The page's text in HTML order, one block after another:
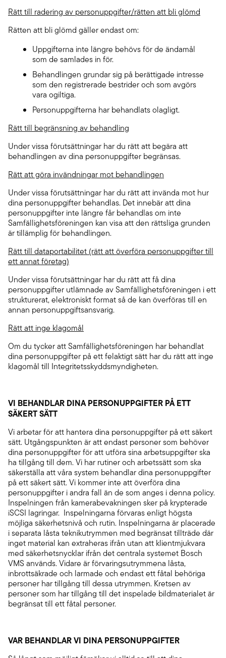
Rätt till radering av personuppgifter/rätten att bli glömd
Rätten att bli glömd gäller endast om:
Uppgifterna inte längre behövs för de ändamål
som de samlades in för.
Behandlingen grundar sig på berättigade intresse
som den registrerade bestrider och som avgörs
vara ogiltiga.
Personuppgifterna har behandlats olagligt.
Rätt till begränsning av behandling
Under vissa förutsättningar har du rätt att begära att
behandlingen av dina personuppgifter begränsas.
Rätt att göra invändningar mot behandlingen
Under vissa förutsättningar har du rätt att invända mot hur
dina personuppgifter behandlas. Det innebär att dina
personuppgifter inte längre får behandlas om inte
Samfällighetsföreningen kan visa att den rättsliga grunden
är tillämplig för behandlingen.
Rätt till dataportabilitet (rätt att överföra personuppgifter till
ett annat företag)
Under vissa förutsättningar har du rätt att få dina
personuppgifter utlämnade av Samfällighetsföreningen i ett
strukturerat, elektroniskt format så de kan överföras till en
annan personuppgiftsansvarig.
Rätt att inge klagomål
Om du tycker att Samfällighetsföreningen har behandlat
dina personuppgifter på ett felaktigt sätt har du rätt att inge
klagomål till Integritetsskyddsmyndigheten.
VI BEHANDLAR DINA PERSONUPPGIFTER PÅ ETT
SÄKERT SÄTT
Vi arbetar för att hantera dina personuppgifter på ett säkert
sätt. Utgångspunkten är att endast personer som behöver
dina personuppgifter för att utföra sina arbetsuppgifter ska
ha tillgång till dem. Vi har rutiner och arbetssätt som ska
säkerställa att våra system behandlar dina personuppgifter
på ett säkert sätt. Vi kommer inte att överföra dina
personuppgifter i andra fall än de som anges i denna policy.
Inspelningen från kamerabevakningen sker på krypterade
iSCSI lagringar. Inspelningarna förvaras enligt högsta
möjliga säkerhetsnivå och rutin. Inspelningarna är placerade
i separata låsta teknikutrymmen med begränsat tillträde där
inget material kan extraheras ifrån utan att klientmjukvara
med säkerhetsnycklar ifrån det centrala systemet Bosch
VMS används. Vidare är förvaringsutrymmena låsta,
inbrottsäkrade och larmade och endast ett fåtal behöriga
personer har tillgång till dessa utrymmen. Kretsen av
personer som har tillgång till det inspelade bildmaterialet är
begränsat till ett fåtal personer.
VAR BEHANDLAR VI DINA PERSONUPPGIFTER